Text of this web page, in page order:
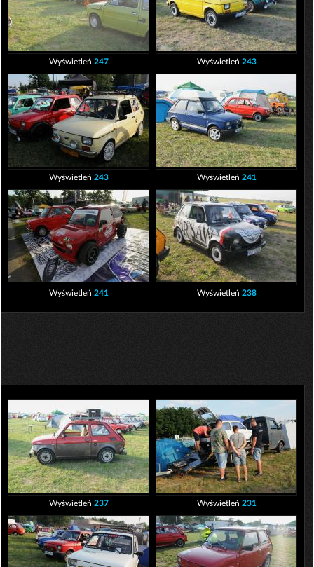
Wyświetleń 247 Wyświetleń 243
Wyświetleń 243 Wyświetleń 241
Wyświetleń 241 Wyświetleń 238
Wyświetleń 237 Wyświetleń 231